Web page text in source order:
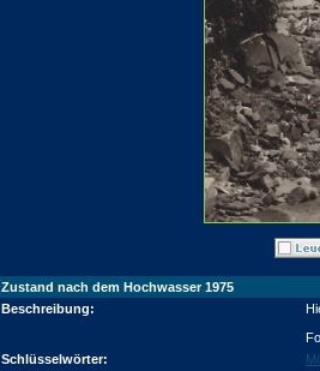
Zustand nach dem Hochwasser 1975
Beschreibung:
Schlüsselwörter: